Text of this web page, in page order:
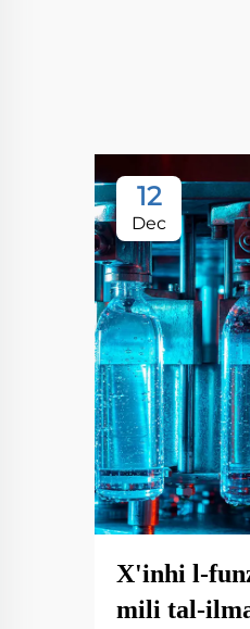
12
Dec
X'inhi l-
mili tal-